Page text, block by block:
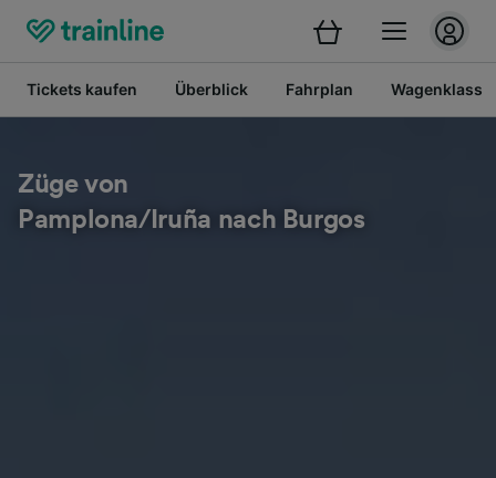
Tickets kaufen Überblick Fahrplan
Züge von
Pamplona/Iruña nach Burgos